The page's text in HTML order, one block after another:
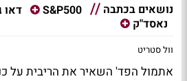
נושאים בכתבה S&P500 דאו
נאסד"ק
וול סטריט
אתמול הפד' השאיר את הריבית על